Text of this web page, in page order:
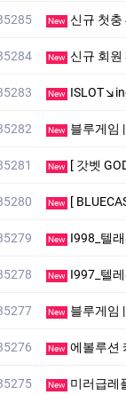
New 신규 첫충
New 신규 회
New
New 블루게­임
New [ 갓벳
New [
New I998_텔래
New I997_텔
New 블루게­임
New 에볼루션
New 미러급레